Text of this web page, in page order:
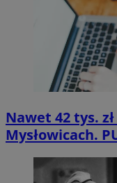
Nawet 42 tys.
Mysłowicach.